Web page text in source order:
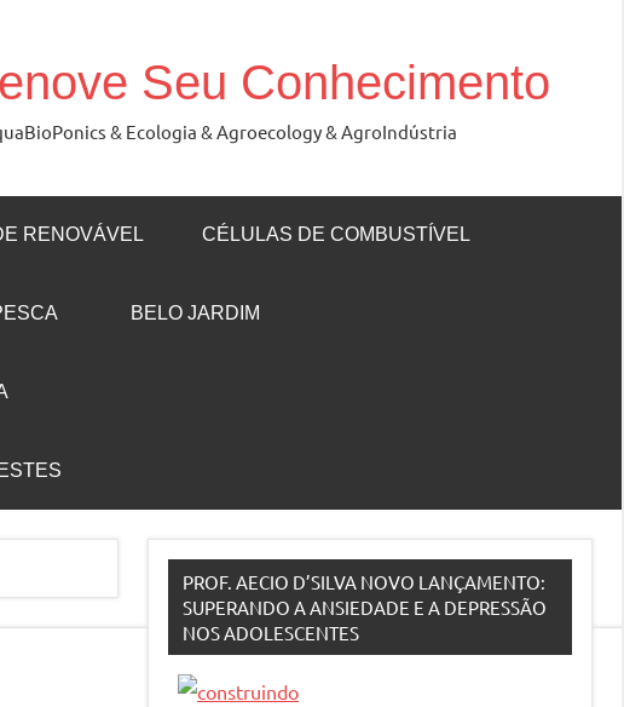
Seu Conhecimento
& Ecologia & Agroecology & AgroIndústria
RENOVÁVEL CÉLULAS DE COMBUSTÍVEL
BELO JARDIM
PROF. AECIO D’SILVA NOVO LANÇAMENTO:
SUPERANDO A ANSIEDADE E A DEPRESSÃO
NOS ADOLESCENTES